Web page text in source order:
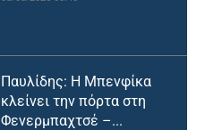
Παυλίδης: Η Μπενφίκα
κλείνει την πόρτα στη
Φενερμπαχτσέ –...